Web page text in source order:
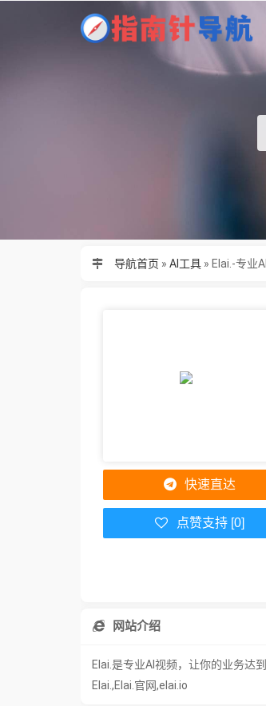
导航首页 » AI工具» Elai.-专业
快速直达
点赞支持 [0]
网站介绍
Elai.是专业AI视频，让你的业务达
Elai.,Elai.官网,elai.io